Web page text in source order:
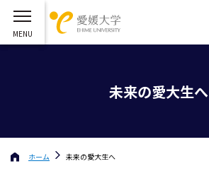
未来の愛大生へ
ホーム 未来の愛大生へ